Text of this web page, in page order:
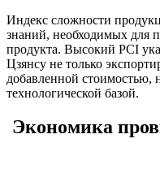
Индекс сложности
знаний, необходимых для
продукта. Высокий PCI
Цзянсу не только
добавленной стоимостью,
технологической базой.
Экономика